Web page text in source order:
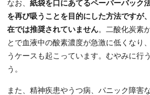
なお、 紙袋を口にあてるペーパーバック
を再び吸うことを目的にした方法ですが
在では推奨されていません。二酸化炭素
とで血液中の酸素濃度が急激に低くなり
うケースも起こっています。むやみに行
う。
また、精神疾患やうつ病、パニック障害